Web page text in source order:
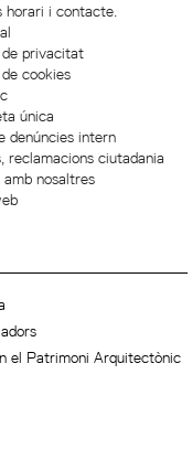
horari i contacte.
privacitat
cookies
única
denúncies intern
reclamacions ciutadania
amb nosaltres
el Patrimoni Arquitectònic